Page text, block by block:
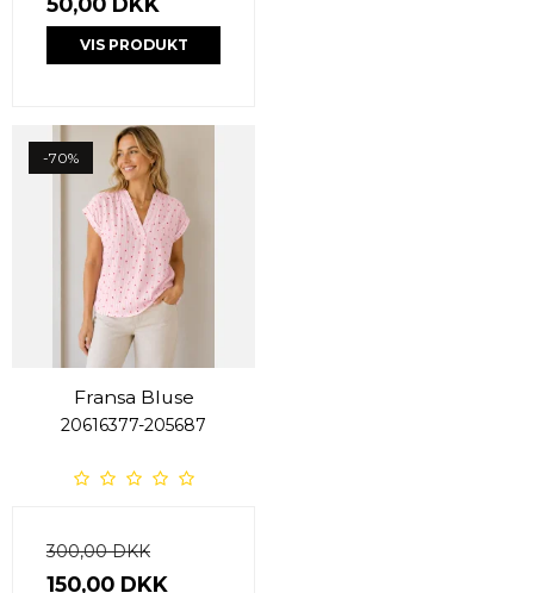
VIS PRODUKT
-70%
Fransa Bluse
20616377-205687
300,00 DKK
150,00 DKK